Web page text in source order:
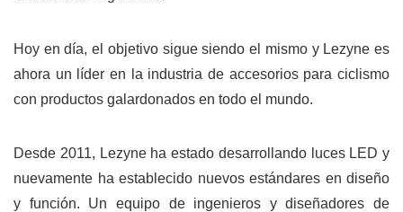
Hoy en día, el objetivo sigue siendo el mismo y Lezyne es
ahora un líder en la industria de accesorios para ciclismo
con productos galardonados en todo el mundo.
Desde 2011, Lezyne ha estado desarrollando luces LED y
nuevamente ha establecido nuevos estándares en diseño
y función. Un equipo de ingenieros y diseñadores de